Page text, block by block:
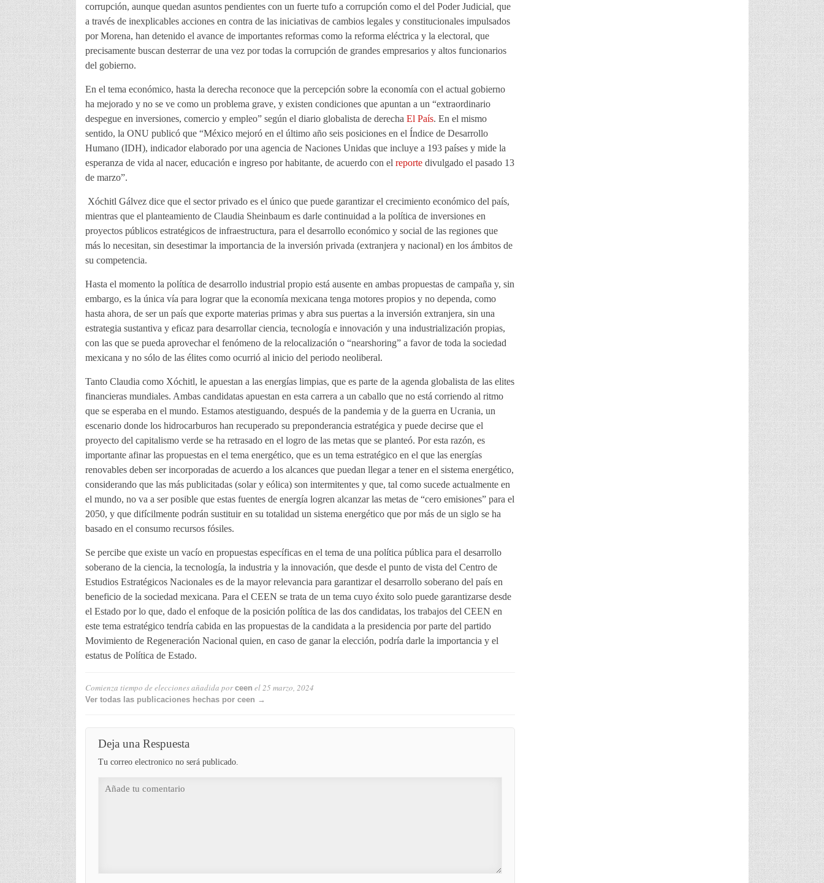
corrupción, aunque quedan asuntos pendientes con un fuerte tufo a corrupción como el del Poder Judicial, que
a través de inexplicables acciones en contra de las iniciativas de cambios legales y constitucionales impulsados
por Morena, han detenido el avance de importantes reformas como la reforma eléctrica y la electoral, que
precisamente buscan desterrar de una vez por todas la corrupción de grandes empresarios y altos funcionarios
del gobierno.
En el tema económico, hasta la derecha reconoce que la percepción sobre la economía con el actual gobierno
ha mejorado y no se ve como un problema grave, y existen condiciones que apuntan a un “extraordinario
despegue en inversiones, comercio y empleo” según el diario globalista de derecha El País. En el mismo
sentido, la ONU publicó que “México mejoró en el último año seis posiciones en el Índice de Desarrollo
Humano (IDH), indicador elaborado por una agencia de Naciones Unidas que incluye a 193 países y mide la
esperanza de vida al nacer, educación e ingreso por habitante, de acuerdo con el reportedivulgado el pasado 13
de marzo”.
Xóchitl Gálvez dice que el sector privado es el único que puede garantizar el crecimiento económico del país,
mientras que el planteamiento de Claudia Sheinbaum es darle continuidad a la política de inversiones en
proyectos públicos estratégicos de infraestructura, para el desarrollo económico y social de las regiones que
más lo necesitan, sin desestimar la importancia de la inversión privada (extranjera y nacional) en los ámbitos de
su competencia.
Hasta el momento la política de desarrollo industrial propio está ausente en ambas propuestas de campaña y, sin
embargo, es la única vía para lograr que la economía mexicana tenga motores propios y no dependa, como
hasta ahora, de ser un país que exporte materias primas y abra sus puertas a la inversión extranjera, sin una
estrategia sustantiva y eficaz para desarrollar ciencia, tecnología e innovación y una industrialización propias,
con las que se pueda aprovechar el fenómeno de la relocalización o “nearshoring” a favor de toda la sociedad
mexicana y no sólo de las élites como ocurrió al inicio del periodo neoliberal.
Tanto Claudia como Xóchitl, le apuestan a las energías limpias, que es parte de la agenda globalista de las elites
financieras mundiales. Ambas candidatas apuestan en esta carrera a un caballo que no está corriendo al ritmo
que se esperaba en el mundo. Estamos atestiguando, después de la pandemia y de la guerra en Ucrania, un
escenario donde los hidrocarburos han recuperado su preponderancia estratégica y puede decirse que el
proyecto del capitalismo verde se ha retrasado en el logro de las metas que se planteó. Por esta razón, es
importante afinar las propuestas en el tema energético, que es un tema estratégico en el que las energías
renovables deben ser incorporadas de acuerdo a los alcances que puedan llegar a tener en el sistema energético,
considerando que las más publicitadas (solar y eólica) son intermitentes y que, tal como sucede actualmente en
el mundo, no va a ser posible que estas fuentes de energía logren alcanzar las metas de “cero emisiones” para el
2050, y que difícilmente podrán sustituir en su totalidad un sistema energético que por más de un siglo se ha
basado en el consumo recursos fósiles.
Se percibe que existe un vacío en propuestas específicas en el tema de una política pública para el desarrollo
soberano de la ciencia, la tecnología, la industria y la innovación, que desde el punto de vista del Centro de
Estudios Estratégicos Nacionales es de la mayor relevancia para garantizar el desarrollo soberano del país en
beneficio de la sociedad mexicana. Para el CEEN se trata de un tema cuyo éxito solo puede garantizarse desde
el Estado por lo que, dado el enfoque de la posición política de las dos candidatas, los trabajos del CEEN en
este tema estratégico tendría cabida en las propuestas de la candidata a la presidencia por parte del partido
Movimiento de Regeneración Nacional quien, en caso de ganar la elección, podría darle la importancia y el
estatus de Política de Estado.
Comienza tiempo de eleccionesañadida por ceen el25 marzo, 2024
Ver todas las publicaciones hechas por ceen →
Deja una Respuesta
Tu correo electronico no será publicado.